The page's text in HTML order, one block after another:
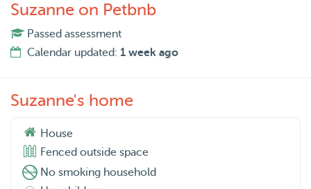
Suzanne on Petbnb
Passed assessment
Calendar updated: 1 week ago
Suzanne's home
House
Fenced outside space
No smoking household